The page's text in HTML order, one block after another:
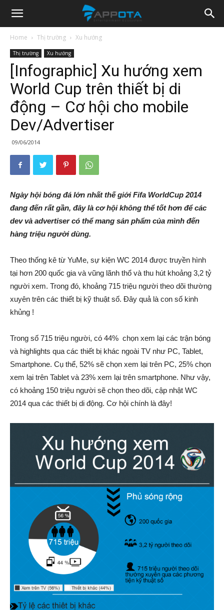
Appota
News
Home Thị trường Xu hướng
Thị trường Xu hướng
[Infographic] Xu hướng xem
World Cup trên thiết bị di
động – Cơ hội cho mobile
Dev/Advertiser
09/06/2014
Ngày hội bóng đá lớn nhất thế giới Fifa WorldCup 2014
đang đến rất gần, đây là cơ hội không thể tốt hơn để các
dev và advertiser có thể mang sản phẩm của mình đến
hàng triệu người dùng.
Theo thống kê từ YuMe, sự kiện WC 2014 được truyền hình
tại hơn 200 quốc gia và vũng lãnh thổ và thu hút khoảng 3,2 tỷ
người xem. Trong đó, khoảng 715 triệu người theo dõi thường
xuyên trên các thiết bị kỹ thuật số. Đây quả là con số kinh
khủng !
Trong số 715 triệu người, có 44% chọn xem lại các trận bóng
và highlights qua các thiết bị khác ngoài TV như PC, Tablet,
Smartphone. Cụ thể, 52% sẽ chọn xem lại trên PC, 25% chọn
xem lại trên Tablet và 23% xem lại trên smartphone. Như vậy,
có khoảng 150 triệu người sẽ chọn theo dõi, cập nhật WC
2014 qua các thiết bị di động. Cơ hội chính là đây!